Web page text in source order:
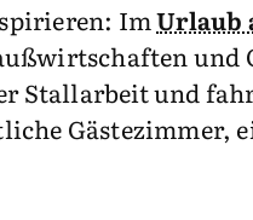
ImUrlaub
und
Stallarbeit und
Gästezimmer,